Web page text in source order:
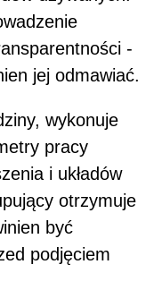
-
jej odmawiać.
wykonuje
pracy
i układów
otrzymuje
być
podjęciem